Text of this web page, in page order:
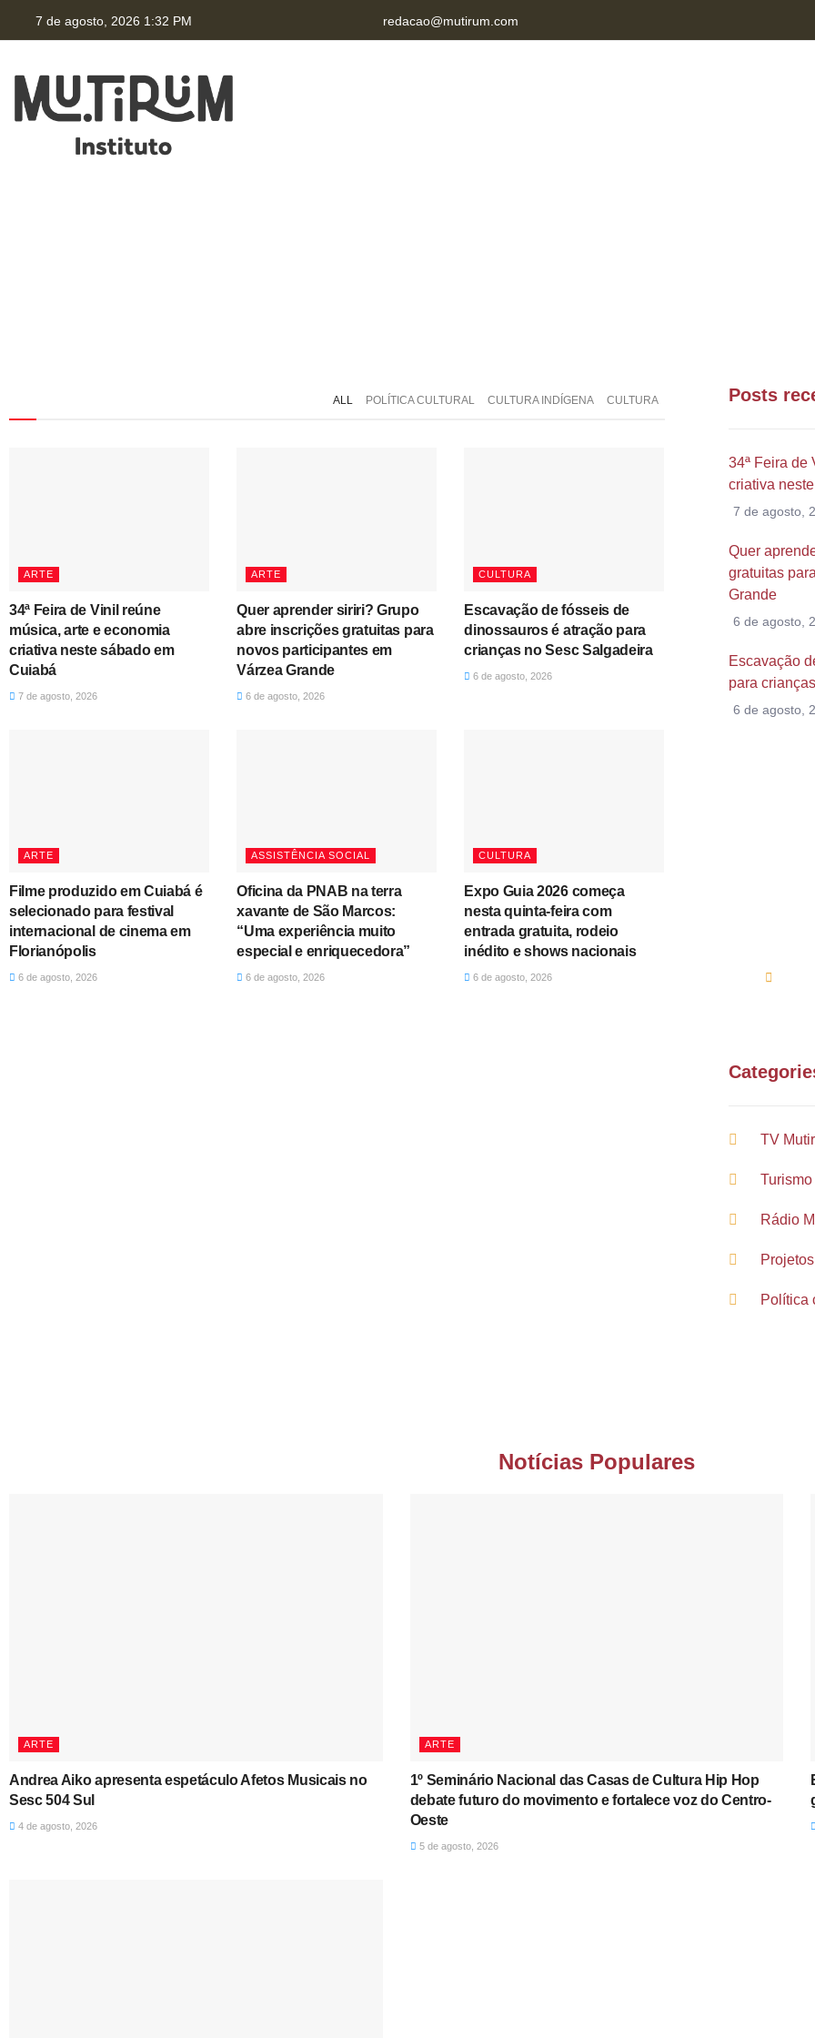
7 de agosto, 2026 1:32 PM redacao@mutirum.com
ALL POLÍTICA CULTURAL CULTURA INDÍGENA CULTURA
ARTE
34ª Feira de Vinil reúne
música, arte e economia
criativa neste sábado em
Cuiabá
7 de agosto, 2026
ARTE
Quer aprender siriri? Grupo
abre inscrições gratuitas para
novos participantes em
Várzea Grande
6 de agosto, 2026
CULTURA
Escavação de fósseis de
dinossauros é atração para
crianças no Sesc Salgadeira
6 de agosto, 2026
ARTE
Filme produzido em Cuiabá é
selecionado para festival
internacional de cinema em
Florianópolis
6 de agosto, 2026
ASSISTÊNCIA SOCIAL
Oficina da PNAB na terra
xavante de São Marcos:
“Uma experiência muito
especial e enriquecedora”
6 de agosto, 2026
CULTURA
Expo Guia 2026 começa
nesta quinta-feira com
entrada gratuita, rodeio
inédito e shows nacionais
6 de agosto, 2026
Posts
34ª Feira de
criativa
7 de agosto,
Quer
gratuitas
Grande
6 de agosto,
Escavação
para
6 de agosto,
TV
Turismo
Rádio
Política
Notícias Populares
ARTE
Andrea Aiko apresenta espetáculo Afetos Musicais no
Sesc 504 Sul
4 de agosto, 2026
ARTE
1º Seminário Nacional das Casas de Cultura Hip Hop
debate futuro do movimento e fortalece voz do Centro-
Oeste
5 de agosto, 2026